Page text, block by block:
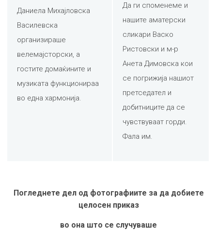
Даниела Михајловска
Василевска
организираше
велемајсторски, а
гостите домаќините и
музиката функционираа
во една хармонија.
Да ги споменеме и
нашите аматерски
сликари Васко
Ристовски и м-р
Анета Димовска кои
се погрижија нашиот
претседател и
добитниците да се
чувствуваат горди.
Фала им.
Погледнете дел од фотографиите за да добиете
целосен приказ
во она што се случуваше